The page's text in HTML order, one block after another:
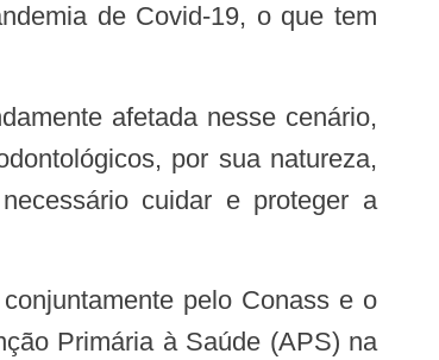
de Covid-19, o que tem
por sua natureza,
cuidar e proteger a
Primária à Saúde (APS) na